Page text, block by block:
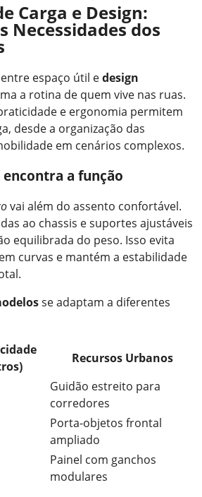
Carga e Design:
Necessidades dos
espaço útil edesign
a rotina de quem vive nas ruas.
e ergonomia permitem
desde a organização das
em cenários complexos.
a função
vai além do assento confortável.
ao chassis e suportes ajustáveis
equilibrada do peso. Isso evita
curvas e mantém a estabilidade
se adaptam a diferentes
Recursos Urbanos
Guidão estreito para
corredores
Porta-objetos frontal
ampliado
Painel com ganchos
modulares